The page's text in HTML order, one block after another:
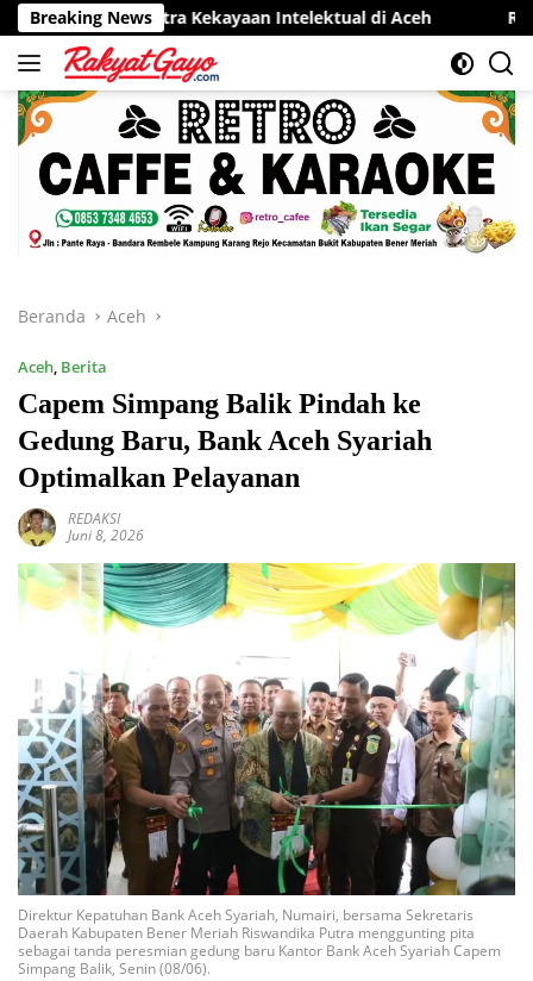
Langsung
ke
konten
Breaking News
Kekayaan Intelektual di Aceh RSUD Munyang
Beranda Aceh
Aceh, Berita
Capem Simpang Balik Pindah ke
Gedung Baru, Bank Aceh Syariah
Optimalkan Pelayanan
REDAKSI
Juni 8, 2026
Direktur Kepatuhan Bank Aceh Syariah, Numairi, bersama Sekretaris
Daerah Kabupaten Bener Meriah Riswandika Putra menggunting pita
sebagai tanda peresmian gedung baru Kantor Bank Aceh Syariah Capem
Simpang Balik, Senin (08/06).